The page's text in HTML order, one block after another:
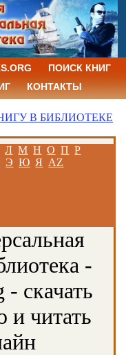
ПОИСК КНИГ
КОНТАКТЫ
В БИБЛИОТЕКЕ
Л М Н О П Р
Э Ю Я AZ
-
скачать
и читать